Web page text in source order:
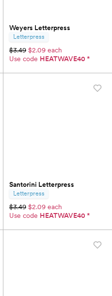
Weyers Letterpress
Letterpress
$3.49 $2.09 each
Use code HEATWAVE40 *
Santorini Letterpress
Letterpress
$3.49 $2.09 each
Use code HEATWAVE40 *